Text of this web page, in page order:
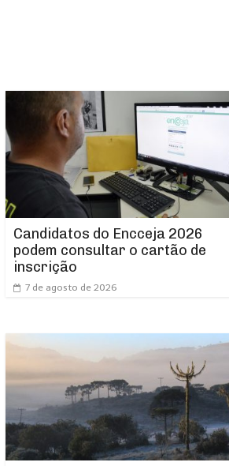
Candidatos do Encceja 2026
podem consultar o cartão de
inscrição
7 de agosto de 2026